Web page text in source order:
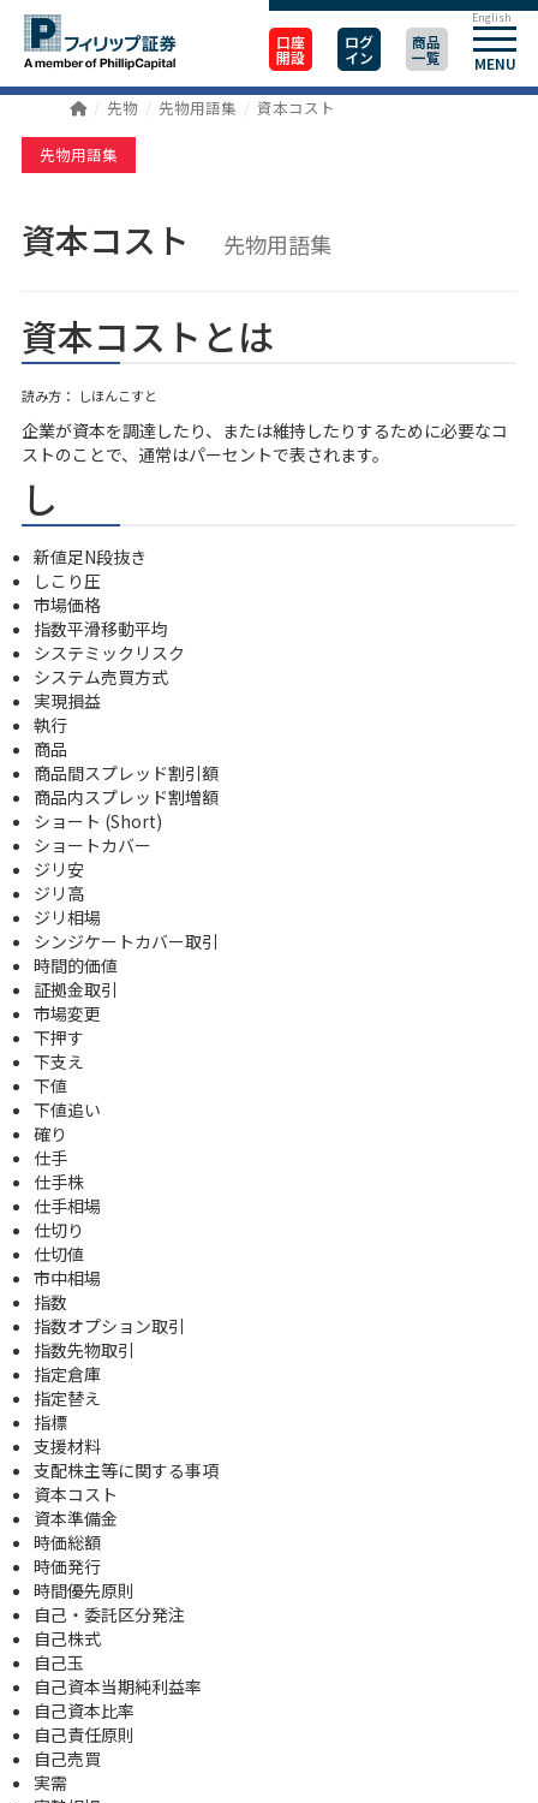
口座
開設
ログ
イン
商品
一覧 MENU
English
先物 先物用語集 資本コスト
先物用語集
資本コスト 先物用語集
資本コストとは
読み方： しほんこすと
企業が資本を調達したり、または維持したりするために必要なコ
ストのことで、通常はパーセントで表されます。
し
新値足N段抜き
しこり圧
市場価格
指数平滑移動平均
システミックリスク
システム売買方式
実現損益
執行
商品
商品間スプレッド割引額
商品内スプレッド割増額
ショート (Short)
ショートカバー
ジリ安
ジリ高
ジリ相場
シンジケートカバー取引
時間的価値
証拠金取引
市場変更
下押す
下支え
下値
下値追い
確り
仕手
仕手株
仕手相場
仕切り
仕切値
市中相場
指数
指数オプション取引
指数先物取引
指定倉庫
指定替え
指標
支援材料
支配株主等に関する事項
資本コスト
資本準備金
時価総額
時価発行
時間優先原則
自己・委託区分発注
自己株式
自己玉
自己資本当期純利益率
自己資本比率
自己責任原則
自己売買
実需